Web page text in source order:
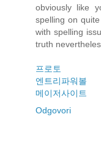
obviously like
spelling on
with spelling
truth
프로토
엔트리파워볼
메이저사이트
Odgovori